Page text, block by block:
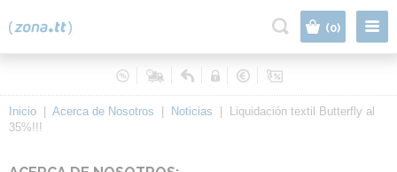
(0)
Inicio Acerca de Nosotros Noticias
Liquidación textil Butterfly al
35%!!!